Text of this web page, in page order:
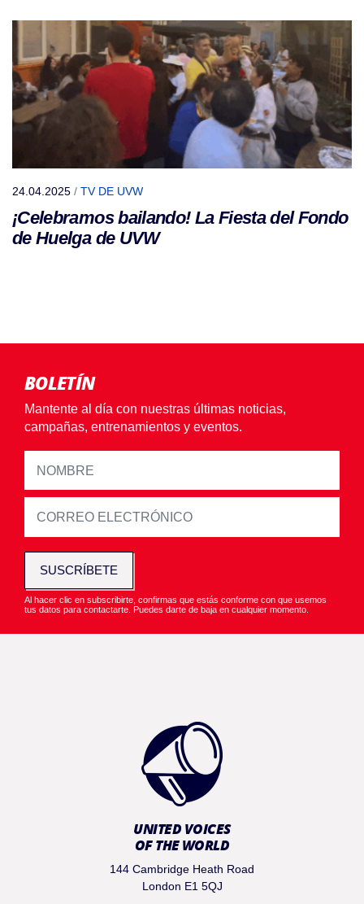
24.04.2025 / TV DE UVW
¡Celebramos bailando! La Fiesta del Fondo
de Huelga de UVW
BOLETÍN
Mantente al día con nuestras últimas noticias,
campañas, entrenamientos y eventos.
SUSCRÍBETE
Al hacer clic en subscribirte, confirmas que estás conforme con que usemos
tus datos para contactarte. Puedes darte de baja en cualquier momento.
UNITED VOICES
OF THE WORLD
144 Cambridge Heath Road
London E1 5QJ